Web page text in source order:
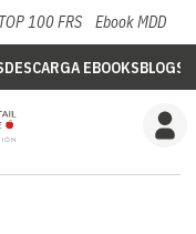
TOP 100 FRS Ebook MDD
DESCARGA EBOOKSBLOGS